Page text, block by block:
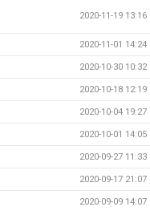
2020-11-19 13:16
2020-11-01 14:24
2020-10-30 10:32
2020-10-18 12:19
2020-10-04 19:27
2020-10-01 14:05
2020-09-27 11:33
2020-09-17 21:07
2020-09-09 14:07